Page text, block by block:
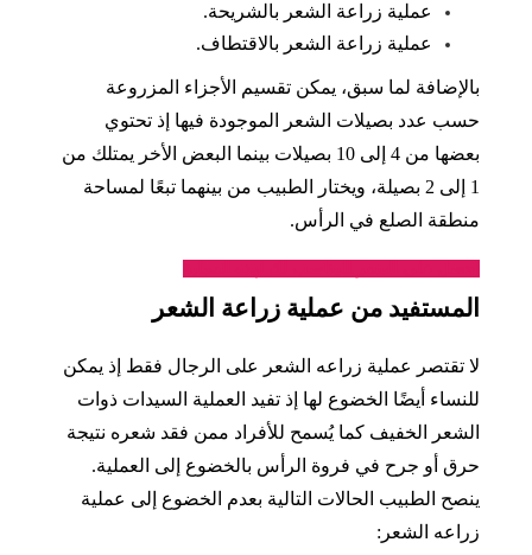
عملية زراعة الشعر بالشريحة.
عملية زراعة الشعر بالاقتطاف.
بالإضافة لما سبق، يمكن تقسيم الأجزاء المزروعة
حسب عدد بصيلات الشعر الموجودة فيها إذ تحتوي
بعضها من 4 إلى 10 بصيلات بينما البعض الأخر يمتلك من
1 إلى 2 بصيلة، ويختار الطبيب من بينهما تبعًا لمساحة
منطقة الصلع في الرأس.
المستفيد من عملية زراعة الشعر
لا تقتصر عملية زراعه الشعر على الرجال فقط إذ يمكن
للنساء أيضًا الخضوع لها إذ تفيد العملية السيدات ذوات
الشعر الخفيف كما يُسمح للأفراد ممن فقد شعره نتيجة
حرق أو جرح في فروة الرأس بالخضوع إلى العملية.
ينصح الطبيب الحالات التالية بعدم الخضوع إلى عملية
زراعه الشعر: